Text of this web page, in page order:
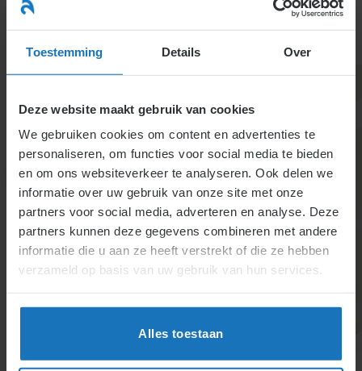
Toestemming Details Over
Deze website maakt gebruik van cookies
We gebruiken cookies om content en advertenties te
personaliseren, om functies voor social media te bieden
en om ons websiteverkeer te analyseren. Ook delen we
informatie over uw gebruik van onze site met onze
partners voor social media, adverteren en analyse. Deze
partners kunnen deze gegevens combineren met andere
informatie die u aan ze heeft verstrekt of die ze hebben
verzameld op basis van uw gebruik van hun services.
Alles toestaan
naar
inhoud
1.3.7.
Geheimhoudingsbeding
in de
arbeidsovereenkomst
Een geheimhoudingsbeding verplicht medewerkers
bedrijfsgeheimen te bewaren, ook na het